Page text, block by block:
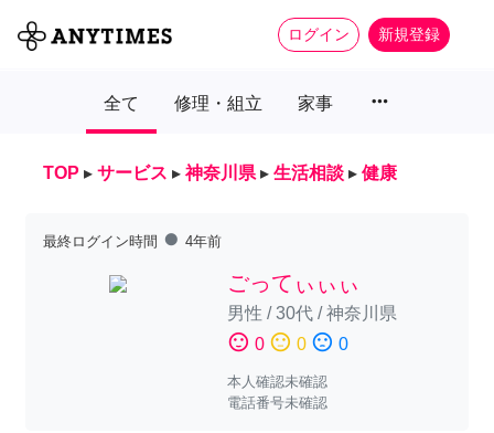
ログイン 新規登録
全て 修理・組立 家事 more_horiz
TOP ▸ サービス ▸ 神奈川県 ▸ 生活相談 ▸ 健康
最終ログイン時間 fiber_manual_record 4年前
ごってぃぃぃ
男性 /30代/神奈川県
sentiment_satisfied 0 sentiment_neutral 0 sentiment_dissatisfied 0
本人確認未確認
電話番号未確認